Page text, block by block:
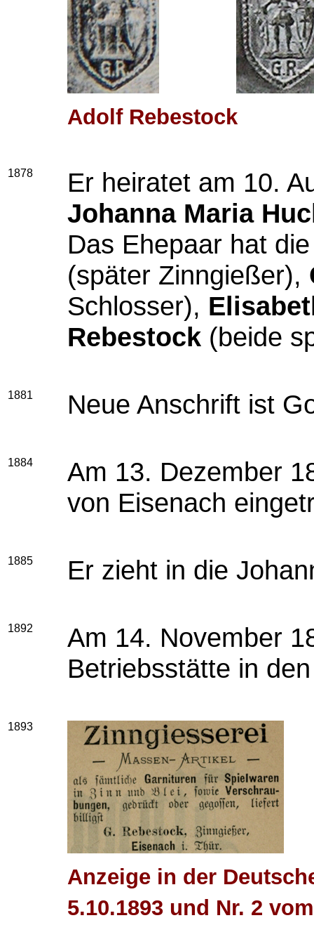
Adolf Rebestock
1878
Er heiratet am 10.
Johanna Maria
Das Ehepaar hat
(später Zinngießer),
Schlosser),
Rebestock (beide
1881 Neue Anschrift ist
1884
Am 13. Dezember
von Eisenach
1885 Er zieht in die
1892
Am 14. November
Betriebsstätte in
1893
Anzeige in der
5.10.1893 und Nr. 2